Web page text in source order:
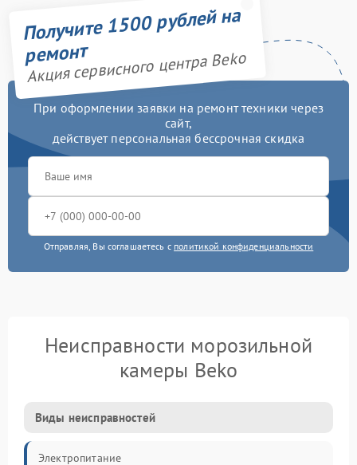
Получите 1500 рублей на
ремонт
Акция сервисного центра Beko
При оформлении заявки на ремонт техники через
сайт,
действует персональная бессрочная скидка
Отправляя, Вы соглашаетесь с политикой конфиденциальности
Неисправности морозильной
камеры Beko
Виды неисправностей
Электропитание